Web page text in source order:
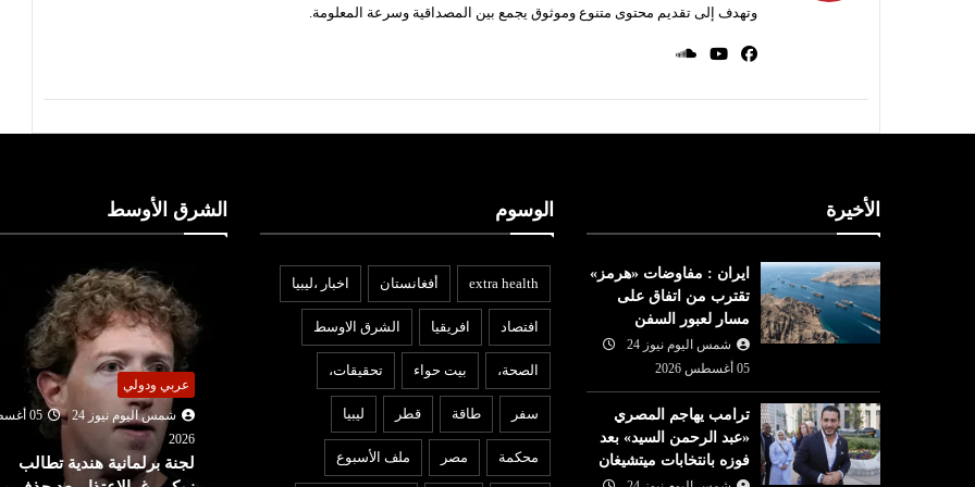
وتهدف إلى تقديم محتوى متنوع وموثوق يجمع بين المصداقية وسرعة المعلومة.
الأخيرة
ايران : مفاوضات «هرمز»
تقترب من اتفاق على
مسار لعبور السفن
شمس اليوم نيوز 24
05 أغسطس 2026
ترامب يهاجم المصري
«عبد الرحمن السيد» بعد
فوزه بانتخابات ميتشيغان
الوسوم
extra health أفغانستان اخبار ،ليبيا
افتصاد افريقيا الشرق الاوسط
الصحة، بيت حواء تحقيقات،
سفر طاقة قطر ليبيا
محكمة مصر ملف الأسبوع
الشرق الأوسط
05 أغسطس
شمس اليوم نيوز 24
05 أغسطس
2026
الجيش الإسرائيلي يرفض
عربي ودولي
شمس اليوم نيوز 24
2026
لجنة برلمانية هندية تطالب
عربي ودولي
شمس اليوم نيوز 24
2026